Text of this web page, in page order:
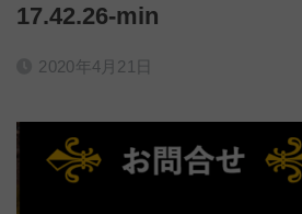
17.42.26-min
2020年4月21日